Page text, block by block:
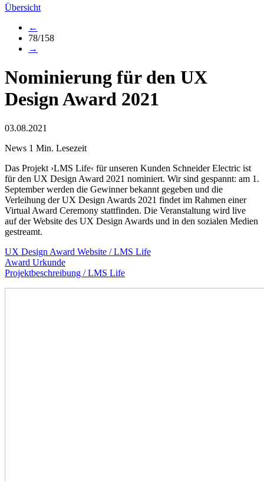
Übersicht
←
78/158
→
Nominierung für den UX
Design Award 2021
03.08.2021
News 1 Min. Lesezeit
Das Projekt ›LMS Life‹ für unseren Kunden Schneider Electric ist
für den UX Design Award 2021 nominiert. Wir sind gespannt: am 1.
September werden die Gewinner bekannt gegeben und die
Verleihung der UX Design Awards 2021 findet im Rahmen einer
Virtual Award Ceremony stattfinden. Die Veranstaltung wird live
auf der Website des UX Design Awards und in den sozialen Medien
gestreamt.
UX Design Award Website / LMS Life
Award Urkunde
Projektbeschreibung / LMS Life